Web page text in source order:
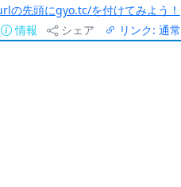
の先頭にgyo.tc/を付けてみよう！
情報
シェア リンク: 通常